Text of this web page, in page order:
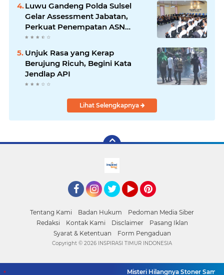
Luwu Gandeng Polda Sulsel
Gelar Assessment Jabatan,
Perkuat Penempatan ASN
Berbasis Kompetensi
Unjuk Rasa yang Kerap
Berujung Ricuh, Begini Kata
Jendlap API
Lihat Selengkapnya
Tentang Kami Badan Hukum
Pedoman Media Siber
Redaksi
Kontak Kami Disclaimer
Pasang Iklan
Syarat & Ketentuan
Form Pengaduan
Misteri Hilangnya Stoner
Copyright © 2026 INSPIRASI TIMUR INDONESIA